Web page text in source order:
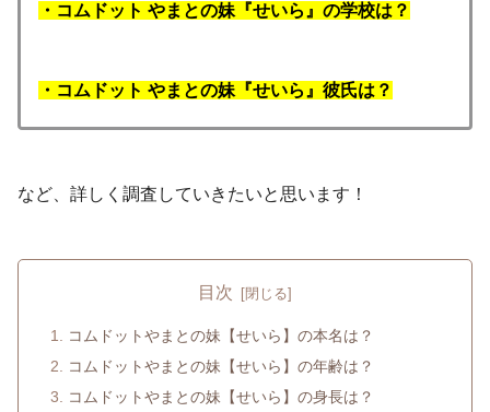
・コムドット やまとの妹『せいら』の学校は？
・コムドット やまとの妹『せいら』彼氏は？
など、詳しく調査していきたいと思います！
目次
コムドットやまとの妹【せいら】の本名は？
コムドットやまとの妹【せいら】の年齢は？
コムドットやまとの妹【せいら】の身長は？